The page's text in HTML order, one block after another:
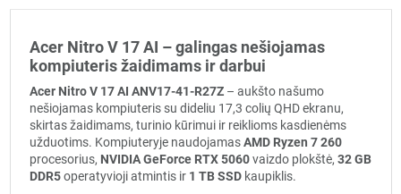
Acer Nitro V 17 AI – galingas nešiojamas
kompiuteris žaidimams ir darbui
Acer Nitro V 17 AI ANV17-41-R27Z– aukšto našumo
nešiojamas kompiuteris su dideliu 17,3 colių QHD ekranu,
skirtas žaidimams, turinio kūrimui ir reiklioms kasdienėms
užduotims. Kompiuteryje naudojamasAMD Ryzen 7 260
procesorius, NVIDIA GeForce RTX 5060vaizdo plokštė, 32 GB
DDR5operatyvioji atmintis ir 1 TB SSDkaupiklis.